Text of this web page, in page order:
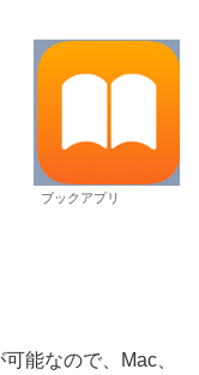
ブックアプリ
能なので、Mac、